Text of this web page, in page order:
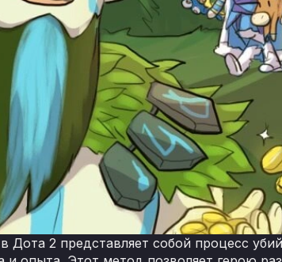
Дота 2 представляет собой процесс